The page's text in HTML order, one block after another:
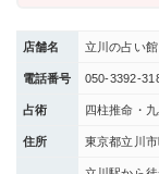
店舗名 立川の占い
電話番号 050-3392-
占術 四柱推命・
住所 東京都立川